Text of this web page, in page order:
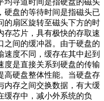
均寻道时间是指硬盘的磁头
硬盘的等待时间是指磁头已
的扇区旋转至磁头下方的时
存芯片，具有极快的存取速
之间的缓冲器。由于硬盘的
速度不同，缓存在其中起到
度是直接关系到硬盘的传输
高硬盘整体性能。当硬盘存
内存之间交换数据，有大缓
缓存中，减小外系统的负